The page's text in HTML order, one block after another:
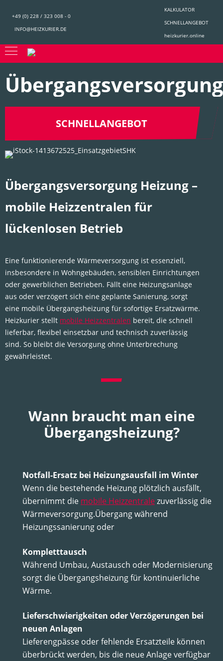
+49 (0) 228 / 323 008 - 0
INFO@HEIZKURIER.DE
KALKULATOR
SCHNELLANGEBOT
heizkurier.online
Übergangsversorgung
Übergangsversorgung Heizung –
mobile Heizzentralen für
lückenlosen Betrieb
Eine funktionierende Wärmeversorgung ist essenziell,
insbesondere in Wohngebäuden, sensiblen Einrichtungen
oder gewerblichen Betrieben. Fällt eine Heizungsanlage
aus oder verzögert sich eine geplante Sanierung, sorgt
eine mobile Übergangsheizung für sofortige Ersatzwärme.
Heizkurier stellt mobile Heizzentralen bereit, die schnell
lieferbar, flexibel einsetzbar und technisch zuverlässig
sind. So bleibt die Versorgung ohne Unterbrechung
gewährleistet.
SCHNELLANGEBOT
Wann braucht man eine
Übergangsheizung?
Notfall-Ersatz bei Heizungsausfall im Winter
Wenn die bestehende Heizung plötzlich ausfällt,
übernimmt die mobile Heizzentralezuverlässig die
Wärmeversorgung.Übergang während
Heizungssanierung oder
Kompletttausch
Während Umbau, Austausch oder Modernisierung
sorgt die Übergangsheizung für kontinuierliche
Wärme.
Lieferschwierigkeiten oder Verzögerungen bei
neuen Anlagen
Lieferengpässe oder fehlende Ersatzteile können
überbrückt werden, bis die neue Anlage verfügbar